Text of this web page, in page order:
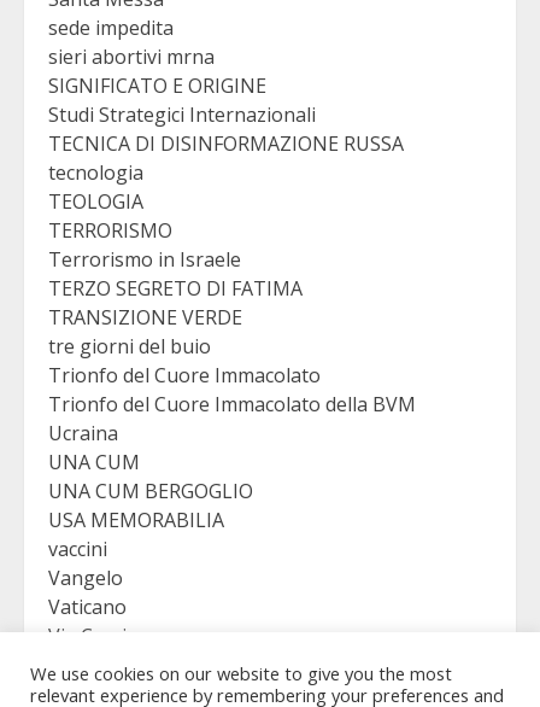
sede impedita
sieri abortivi mrna
SIGNIFICATO E ORIGINE
Studi Strategici Internazionali
TECNICA DI DISINFORMAZIONE RUSSA
tecnologia
TEOLOGIA
TERRORISMO
Terrorismo in Israele
TERZO SEGRETO DI FATIMA
TRANSIZIONE VERDE
tre giorni del buio
Trionfo del Cuore Immacolato
Trionfo del Cuore Immacolato della BVM
Ucraina
UNA CUM
UNA CUM BERGOGLIO
USA MEMORABILIA
vaccini
Vangelo
Vaticano
Via Crucis
VICTORY
Viganò
We use cookies on our website to give you the most
relevant experience by remembering your preferences and